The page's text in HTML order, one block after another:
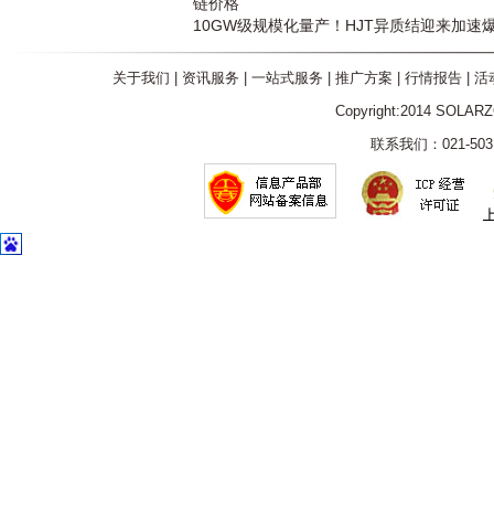
10GW级规模化量产！HJT异质结迎来加速
关于我们 资讯服务 一站式服务 推广方案 行情报告| 活
Copyright:2014
联系我们：021-